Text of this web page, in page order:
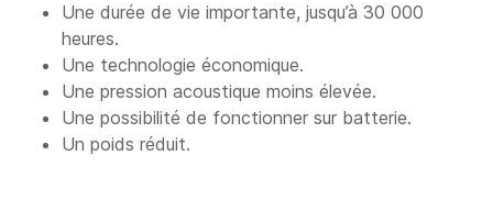
Une durée de vie importante, jusqu’à 30 000
heures.
Une technologie économique.
Une pression acoustique moins élevée.
Une possibilité de fonctionner sur batterie.
Un poids réduit.